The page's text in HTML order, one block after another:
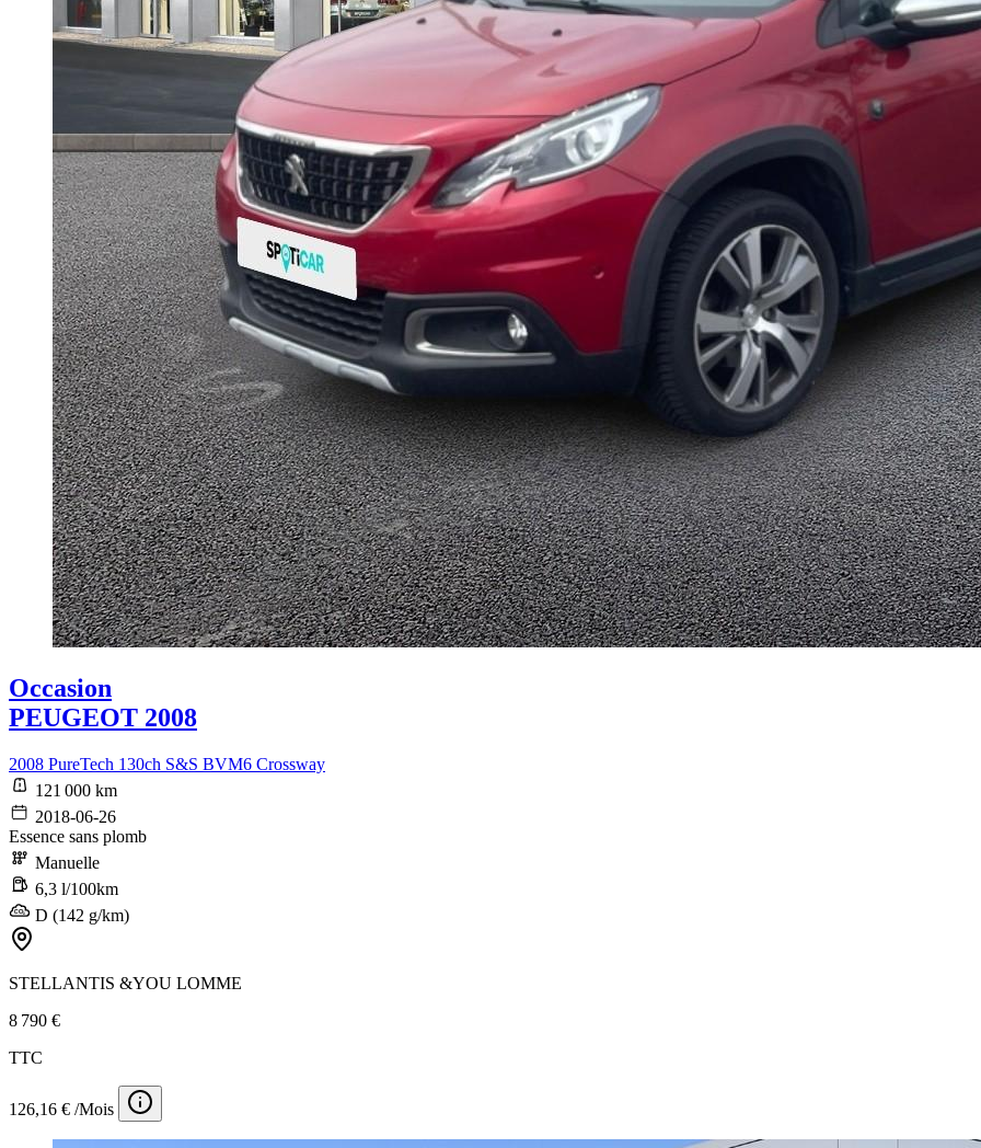
Occasion
PEUGEOT 2008
2008 PureTech 130ch S&S BVM6 Crossway
121 000 km
2018-06-26
Essence sans plomb
Manuelle
6,3 l/100km
D (142 g/km)
STELLANTIS &YOU LOMME
8 790 €
TTC
126,16 € /Mois